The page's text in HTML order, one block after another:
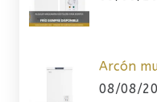
Arcón
08/08/